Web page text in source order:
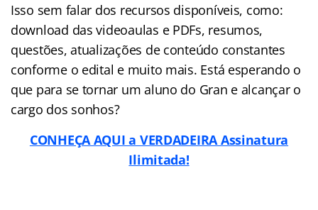
Isso sem falar dos recursos disponíveis, como:
download das videoaulas e PDFs, resumos,
questões, atualizações de conteúdo constantes
conforme o edital e muito mais. Está esperando o
que para se tornar um aluno do Gran e alcançar o
cargo dos sonhos?
CONHEÇA AQUI a VERDADEIRA Assinatura
Ilimitada!